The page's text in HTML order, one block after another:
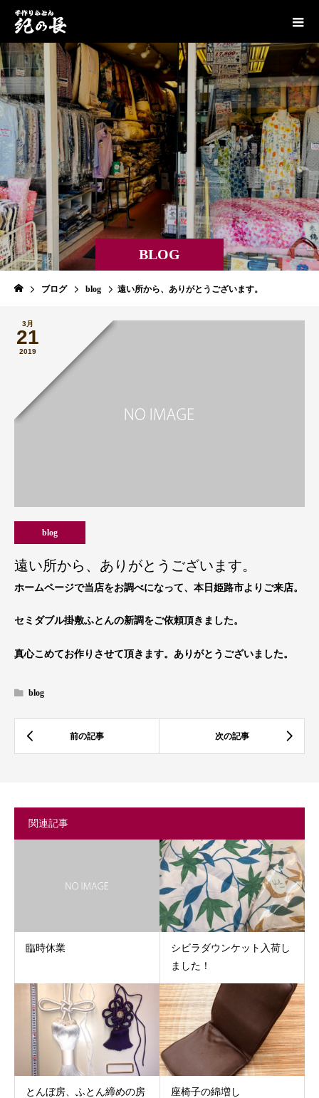
BLOG
ブログ blog 遠い所から、ありがとうございます。
3月
21
2019
blog
遠い所から、ありがとうございます。
ホームページで当店をお調べになって、本日姫路市よりご来店。
セミダブル掛敷ふとんの新調をご依頼頂きました。
真心こめてお作りさせて頂きます。ありがとうございました。
blog
関連記事
臨時休業
シビラダウンケット入荷し
ました！
とんぼ房、ふとん締めの房
座椅子の綿増し